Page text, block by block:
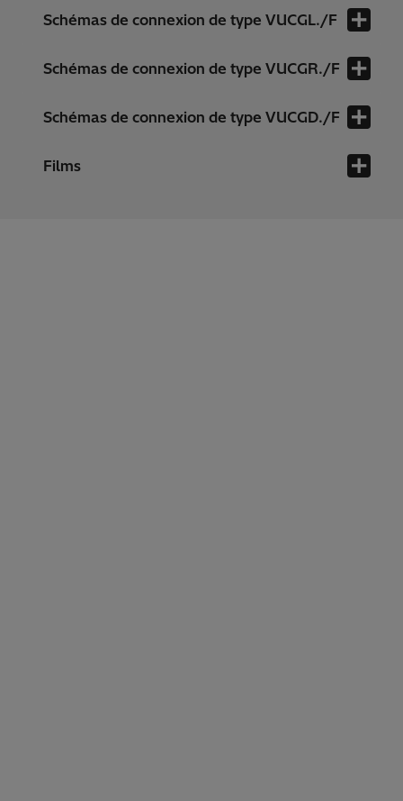
Schémas de connexion de type VUCGL./F
Schémas de connexion de type VUCGR./F
Schémas de connexion de type VUCGD./F
Films